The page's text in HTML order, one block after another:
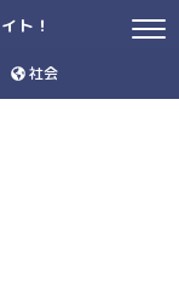
ト！
社会